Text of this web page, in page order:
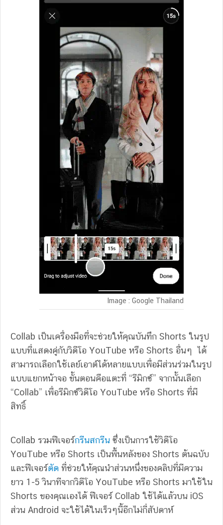
Image : Google Thailand
Collab เป็นเครื่องมือที่จะช่วยให้คุณบันทึก Shorts ในรูป
แบบที่แสดงคู่กับวิดีโอ YouTube หรือ Shorts อื่นๆ ได้
สามารถเลือกใช้เลย์เอาต์ได้หลายแบบเพื่อมีส่วนร่วมในรูป
แบบแยกหน้าจอ ขั้นตอนคือแตะที่ “รีมิกซ์” จากนั้นเลือก
“Collab” เพื่อรีมิกซ์วิดีโอ YouTube หรือ Shorts ที่มี
สิทธิ์
Collab รวมฟีเจอร์กรีนสกรีน ซึ่งเป็นการใช้วิดีโอ
YouTube หรือ Shorts เป็นพื้นหลังของ Shorts ต้นฉบับ
และฟีเจอร์ตัด ที่ช่วยให้คุณนำส่วนหนึ่งของคลิปที่มีความ
ยาว 1-5 วินาทีจากวิดีโอ YouTube หรือ Shorts มาใช้ใน
Shorts ของคุณเองได้ ฟีเจอร์ Collab ใช้ได้แล้วบน iOS
ส่วน Android จะใช้ได้ในเร็วๆนี้อีกไม่กี่สัปดาห์